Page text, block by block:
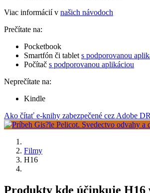
Viac informácií v našich návodoch
Prečítate na:
Pocketbook
Smartfón či tablet s podporovanou
Počítač s podporovanou aplikáciou
Neprečítate na:
Kindle
Ako čítať e-knihy zabezpečené cez Adobe
Filmy
H16
Produkty kde účinkuje H16